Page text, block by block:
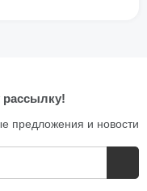
предложения и новости